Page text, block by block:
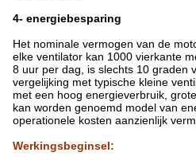
4- energiebesparing
Het nominale vermogen van de
elke ventilator kan 1000 vierkante
8 uur per dag, is slechts 10 graden
vergelijking met typische kleine
met een hoog energieverbruik,
kan worden genoemd model van
operationele kosten aanzienlijk
Werkingsbeginsel: